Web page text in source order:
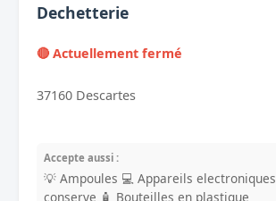
Dechetterie
🔴 Actuellement fermé
37160 Descartes
Accepte aussi :
💡 Ampoules 💻 Appareils electroniques
conserve 🧴 Bouteilles en plastique